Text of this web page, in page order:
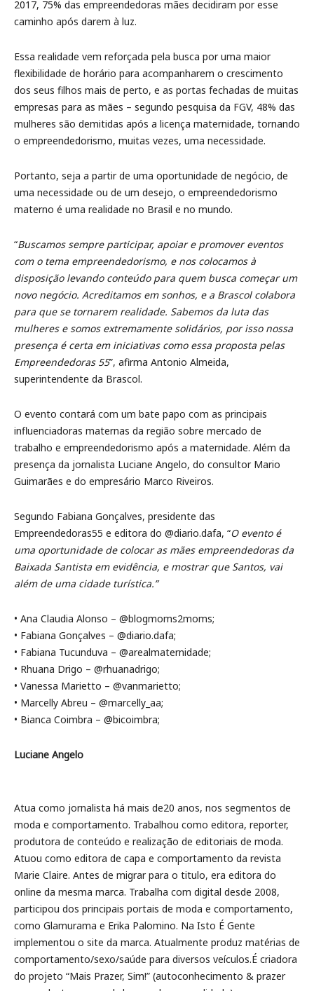
2017, 75% das empreendedoras mães decidiram por esse
caminho após darem à luz.
Essa realidade vem reforçada pela busca por uma maior
flexibilidade de horário para acompanharem o crescimento
dos seus filhos mais de perto, e as portas fechadas de muitas
empresas para as mães – segundo pesquisa da FGV, 48% das
mulheres são demitidas após a licença maternidade, tornando
o empreendedorismo, muitas vezes, uma necessidade.
Portanto, seja a partir de uma oportunidade de negócio, de
uma necessidade ou de um desejo, o empreendedorismo
materno é uma realidade no Brasil e no mundo.
“Buscamos sempre participar, apoiar e promover eventos
com o tema empreendedorismo, e nos colocamos à
disposição levando conteúdo para quem busca começar um
novo negócio. Acreditamos em sonhos, e a Brascol colabora
para que se tornarem realidade. Sabemos da luta das
mulheres e somos extremamente solidários, por isso nossa
presença é certa em iniciativas como essa proposta pelas
Empreendedoras 55”, afirma Antonio Almeida,
superintendente da Brascol.
O evento contará com um bate papo com as principais
influenciadoras maternas da região sobre mercado de
trabalho e empreendedorismo após a maternidade. Além da
presença da jornalista Luciane Angelo, do consultor Mario
Guimarães e do empresário Marco Riveiros.
Segundo Fabiana Gonçalves, presidente das
Empreendedoras55 e editora do @diario.dafa, “O evento é
uma oportunidade de colocar as mães empreendedoras da
Baixada Santista em evidência, e mostrar que Santos, vai
além de uma cidade turística.”
• Ana Claudia Alonso – @blogmoms2moms;
• Fabiana Gonçalves – @diario.dafa;
• Fabiana Tucunduva – @arealmaternidade;
• Rhuana Drigo – @rhuanadrigo;
• Vanessa Marietto – @vanmarietto;
• Marcelly Abreu – @marcelly_aa;
• Bianca Coimbra – @bicoimbra;
Luciane Angelo
Atua como jornalista há mais de20 anos, nos segmentos de
moda e comportamento. Trabalhou como editora, reporter,
produtora de conteúdo e realização de editoriais de moda.
Atuou como editora de capa e comportamento da revista
Marie Claire. Antes de migrar para o titulo, era editora do
online da mesma marca. Trabalha com digital desde 2008,
participou dos principais portais de moda e comportamento,
como Glamurama e Erika Palomino. Na Isto É Gente
implementou o site da marca. Atualmente produz matérias de
comportamento/sexo/saúde para diversos veículos.É criadora
do projeto “Mais Prazer, Sim!” (autoconhecimento & prazer